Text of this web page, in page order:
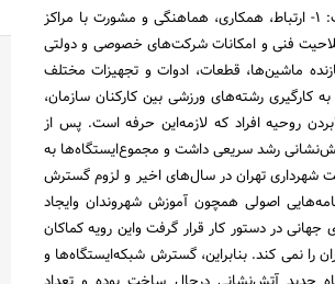
وظایف سازمان آتش‌نشانی و خدمات‌ایمنی به شرح زیر تعیین شده است:‌ 1- ارتباط، ‌همکاری، هماهنگی و مشورت با مراکز
و سایر سازمان‌ها و اشخاص مربوطه. 2- تعیین صلاحیت فنی و امکانات شرکت‌های خصوصی و دولتی
ماشین‌ها، قطعات، ادوات و تجهیزات مختلف
و نجات و آتش‌نشانی در سطح جامعه. 3- اشاعه و به کارگیری رشته‌های ورزشی بین کارکنان سازمان،
روحیه افراد که لازمه‌این حرفه است. پس از
در بهمن ماه 1357 تا پایان سال 1368 مجموعه آتش‌نشانی رشد سریعی داشت و مجموع‌ایستگاه‌ها به
گسترش فعالیت شهرداری تهران در سال‌های اخیر و لزوم گسترش
اصولی همچون آموزش شهروندان و‌ایجاد
در دستور کار قرار گرفت و‌این رویه کماکان
را نمی کند. بنابراین، گسترش شبکه‌ایستگاه‌ها و